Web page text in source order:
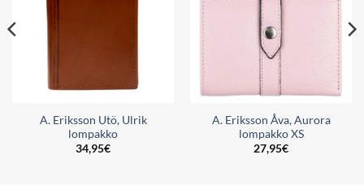
A. Eriksson Utö, Ulrik
lompakko
34,95€
A. Eriksson Åva, Aurora
lompakko XS
27,95€